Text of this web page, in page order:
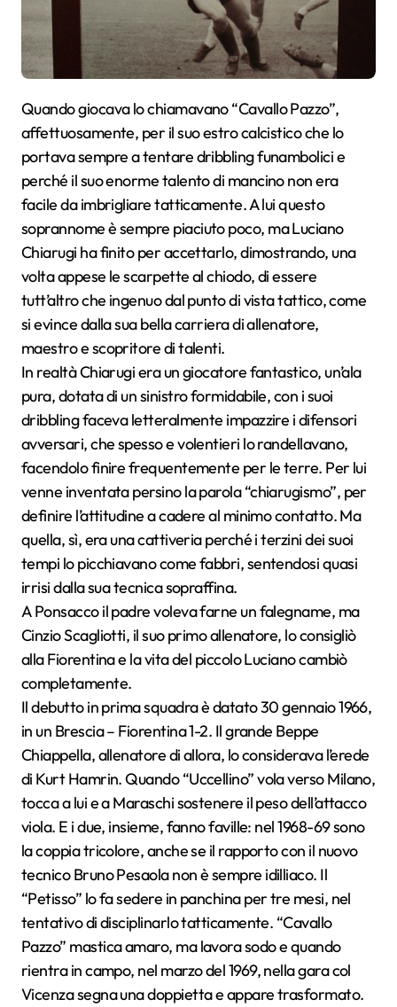
Quando giocava lo chiamavano “Cavallo Pazzo”,
affettuosamente, per il suo estro calcistico che lo
portava sempre a tentare dribbling funambolici e
perché il suo enorme talento di mancino non era
facile da imbrigliare tatticamente. A lui questo
soprannome è sempre piaciuto poco, ma Luciano
Chiarugi ha finito per accettarlo, dimostrando, una
volta appese le scarpette al chiodo, di essere
tutt’altro che ingenuo dal punto di vista tattico, come
si evince dalla sua bella carriera di allenatore,
maestro e scopritore di talenti.
In realtà Chiarugi era un giocatore fantastico, un’ala
pura, dotata di un sinistro formidabile, con i suoi
dribbling faceva letteralmente impazzire i difensori
avversari, che spesso e volentieri lo randellavano,
facendolo finire frequentemente per le terre. Per lui
venne inventata persino la parola “chiarugismo”, per
definire l’attitudine a cadere al minimo contatto. Ma
quella, sì, era una cattiveria perché i terzini dei suoi
tempi lo picchiavano come fabbri, sentendosi quasi
irrisi dalla sua tecnica sopraffina.
A Ponsacco il padre voleva farne un falegname, ma
Cinzio Scagliotti, il suo primo allenatore, lo consigliò
alla Fiorentina e la vita del piccolo Luciano cambiò
completamente.
Il debutto in prima squadra è datato 30 gennaio 1966,
in un Brescia – Fiorentina 1-2. Il grande Beppe
Chiappella, allenatore di allora, lo considerava l’erede
di Kurt Hamrin. Quando “Uccellino” vola verso Milano,
tocca a lui e a Maraschi sostenere il peso dell’attacco
viola. E i due, insieme, fanno faville: nel 1968-69 sono
la coppia tricolore, anche se il rapporto con il nuovo
tecnico Bruno Pesaola non è sempre idilliaco. Il
“Petisso” lo fa sedere in panchina per tre mesi, nel
tentativo di disciplinarlo tatticamente. “Cavallo
Pazzo” mastica amaro, ma lavora sodo e quando
rientra in campo, nel marzo del 1969, nella gara col
Vicenza segna una doppietta e appare trasformato.